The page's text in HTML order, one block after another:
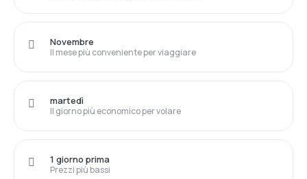
Il mese più conveniente per viaggiare
Novembre
Il giorno più economico per volare
martedì
Prezzi più bassi
1 giorno prima